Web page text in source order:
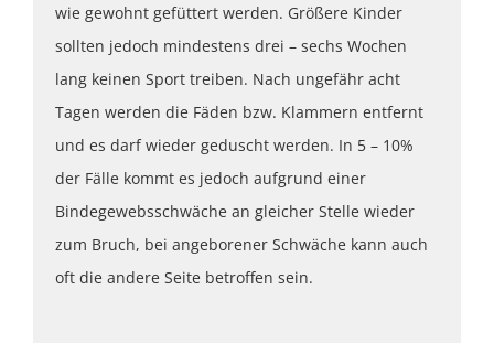
wie gewohnt gefüttert werden. Größere Kinder
sollten jedoch mindestens drei – sechs Wochen
lang keinen Sport treiben. Nach ungefähr acht
Tagen werden die Fäden bzw. Klammern entfernt
und es darf wieder geduscht werden. In 5 – 10%
der Fälle kommt es jedoch aufgrund einer
Bindegewebsschwäche an gleicher Stelle wieder
zum Bruch, bei angeborener Schwäche kann auch
oft die andere Seite betroffen sein.